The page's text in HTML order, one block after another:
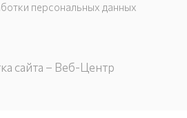
персональных данных
сайта – Веб-Центр